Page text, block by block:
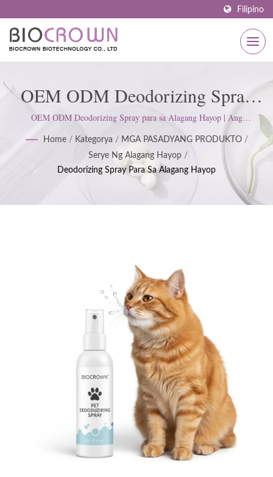
Filipino
OEM ODM Deodorizing Spray
Para Sa Alagang Hayop | ISO &
GMP Certified Skincare
Manufacturer Since 1977 |
BIOCROWN
OEM ODM Deodorizing Spray para sa Alagang Hayop | Ang
BIOCROWN ay nakatuon sa pagbuo ng mga produkto sa pangangalaga
ng balat. Sinusunod namin ang ISO22716 at mga Pamantayan ng
Magandang Praktis sa Paggawa (GMP); pinapanatili ang isang mahigpit
na saloobin upang masiyahan ang mga inaasahan ng customer.
Home / Kategorya / MGA PASADYANG PRODUKTO /
Serye Ng Alagang Hayop /
Deodorizing Spray Para Sa Alagang Hayop